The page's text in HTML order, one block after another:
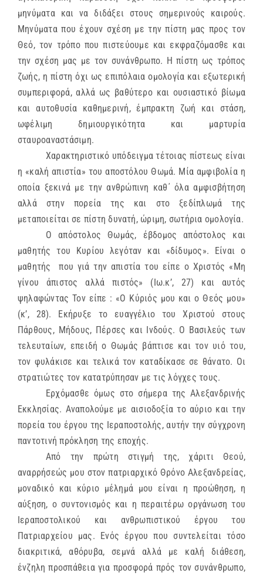
μηνύματα και να διδάξει στους σημερινούς καιρούς.
Μηνύματα που έχουν σχέση με την πίστη μας προς τον
Θεό, τον τρόπο που πιστεύουμε και εκφραζόμασθε και
την σχέση μας με τον συνάνθρωπο. Η πίστη ως τρόπος
ζωής, η πίστη όχι ως επιπόλαια ομολογία και εξωτερική
συμπεριφορά, αλλά ως βαθύτερο και ουσιαστικό βίωμα
και αυτοθυσία καθημερινή, έμπρακτη ζωή και στάση,
ωφέλιμη δημιουργικότητα και μαρτυρία
σταυροαναστάσιμη.
Χαρακτηριστικό υπόδειγμα τέτοιας πίστεως είναι
η «καλή απιστία» του αποστόλου Θωμά. Μία αμφιβολία η
οποία ξεκινά με την ανθρώπινη καθ΄ όλα αμφισβήτηση
αλλά στην πορεία της και στο ξεδίπλωμά της
μεταποιείται σε πίστη δυνατή, ώριμη, σωτήρια ομολογία.
Ο απόστολος Θωμάς, έβδομος απόστολος και
μαθητής του Κυρίου λεγόταν και «δίδυμος». Είναι ο
μαθητής που γιά την απιστία του είπε ο Χριστός «Μη
γίνου άπιστος αλλά πιστός» (Ιω.κ’, 27) και αυτός
ψηλαφώντας Τον είπε : «Ο Κύριός μου και ο Θεός μου»
(κ’, 28). Εκήρυξε το ευαγγέλιο του Χριστού στους
Πάρθους, Μήδους, Πέρσες και Ινδούς. Ο Βασιλεύς των
τελευταίων, επειδή ο Θωμάς βάπτισε και τον υιό του,
τον φυλάκισε και τελικά τον καταδίκασε σε θάνατο. Οι
στρατιώτες τον κατατρύπησαν με τις λόγχες τους.
Ερχόμασθε όμως στο σήμερα της Αλεξανδρινής
Εκκλησίας. Αναπολούμε με αισιοδοξία το αύριο και την
πορεία του έργου της Ιεραποστολής, αυτήν την σύγχρονη
παντοτινή πρόκληση της εποχής.
Από την πρώτη στιγμή της, χάριτι Θεού,
αναρρήσεώς μου στον πατριαρχικό Θρόνο Αλεξανδρείας,
μοναδικό και κύριο μέλημά μου είναι η προώθηση, η
αύξηση, ο συντονισμός και η περαιτέρω οργάνωση του
Ιεραποστολικού και ανθρωπιστικού έργου του
Πατριαρχείου μας. Ενός έργου που συντελείται τόσο
διακριτικά, αθόρυβα, σεμνά αλλά με καλή διάθεση,
ένζηλη προσπάθεια για προσφορά πρός τον συνάνθρωπο,